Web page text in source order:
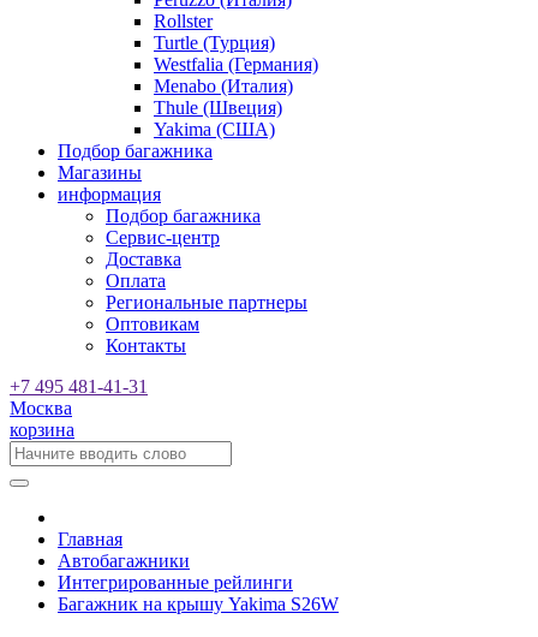
Rollster
Turtle (Турция)
Westfalia (Германия)
Menabo (Италия)
Thule (Швеция)
Yakima (США)
Подбор багажника
Магазины
информация
Подбор багажника
Сервис-центр
Доставка
Оплата
Региональные партнеры
Оптовикам
Контакты
+7 495 481-41-31
Москва
корзина
Главная
Автобагажники
Интегрированные рейлинги
Багажник на крышу Yakima S26W